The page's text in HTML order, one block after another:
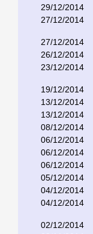
29/12/2014
27/12/2014
27/12/2014
26/12/2014
23/12/2014
19/12/2014
13/12/2014
13/12/2014
08/12/2014
06/12/2014
06/12/2014
06/12/2014
05/12/2014
04/12/2014
04/12/2014
02/12/2014